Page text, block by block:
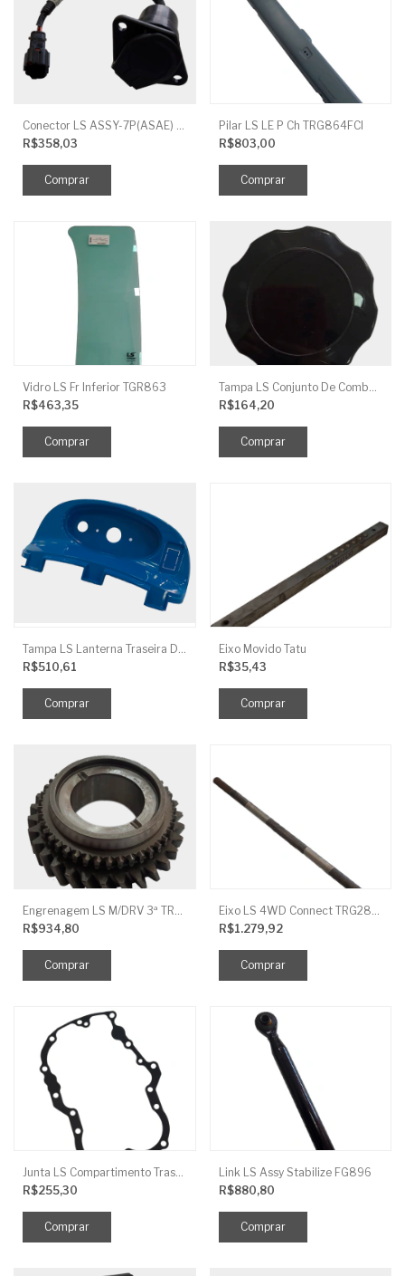
R$358,03
Pilar LS LE P Ch TRG864FCI
R$803,00
Vidro LS Fr Inferior TGR863
R$463,35
R$164,20
R$510,61
Eixo Movido Tatu
R$35,43
R$934,80
R$1.279,92
R$255,30
Link LS Assy Stabilize FG896
R$880,80